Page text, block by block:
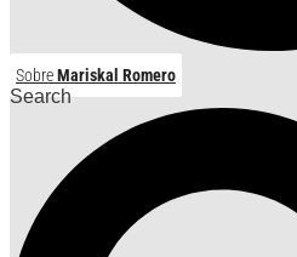
SobreMariskal Romero
Search